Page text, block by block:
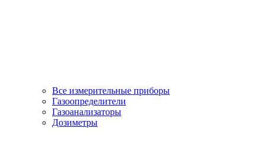
Все измерительные приборы
Газоопределители
Газоанализаторы
Дозиметры